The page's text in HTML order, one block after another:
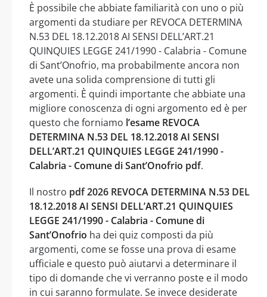
È possibile che abbiate familiarità con uno o più
argomenti da studiare per REVOCA DETERMINA
N.53 DEL 18.12.2018 AI SENSI DELL’ART.21
QUINQUIES LEGGE 241/1990 - Calabria - Comune
di Sant’Onofrio, ma probabilmente ancora non
avete una solida comprensione di tutti gli
argomenti. È quindi importante che abbiate una
migliore conoscenza di ogni argomento ed è per
questo che forniamo l’esame REVOCA
DETERMINA N.53 DEL 18.12.2018 AI SENSI
DELL’ART.21 QUINQUIES LEGGE 241/1990 -
Calabria - Comune di Sant’Onofrio pdf.
Il nostro pdf 2026 REVOCA DETERMINA N.53 DEL
18.12.2018 AI SENSI DELL’ART.21 QUINQUIES
LEGGE 241/1990 - Calabria - Comune di
Sant’Onofrio ha dei quiz composti da più
argomenti, come se fosse una prova di esame
ufficiale e questo può aiutarvi a determinare il
tipo di domande che vi verranno poste e il modo
in cui saranno formulate. Se invece desiderate